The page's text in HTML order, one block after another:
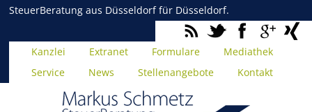
SteuerBeratung aus Düsseldorf für Düsseldorf.
Kanzlei Extranet Formulare
Mediathek
Service
News Stellenangebote Kontakt